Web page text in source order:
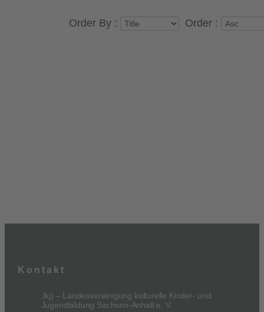
Order By : Order :
Kontakt
.lkj) – Landesvereinigung kulturelle Kinder- und
Jugendbildung Sachsen-Anhalt e. V.